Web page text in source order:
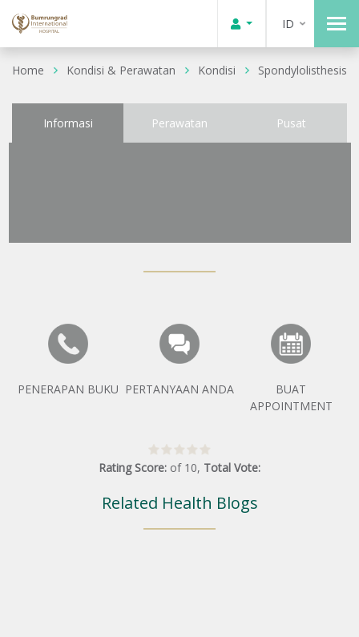
ID
Home Kondisi & Perawatan Kondisi Spondylolisthesis
Informasi Perawatan Pusat
PENERAPAN BUKU PERTANYAAN ANDA
BUAT
APPOINTMENT
Rating Score: of 10, Total Vote:
Related Health Blogs